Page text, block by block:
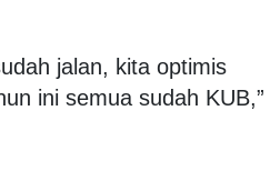
jalan, kita optimis
ini semua sudah KUB,”